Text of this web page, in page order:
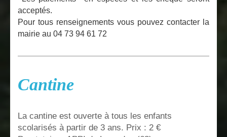
acceptés.
Pour tous renseignements vous pouvez contacter la
mairie au 04 73 94 61 72
Cantine
La cantine est ouverte à tous les enfants
scolarisés à partir de 3 ans. Prix : 2 €